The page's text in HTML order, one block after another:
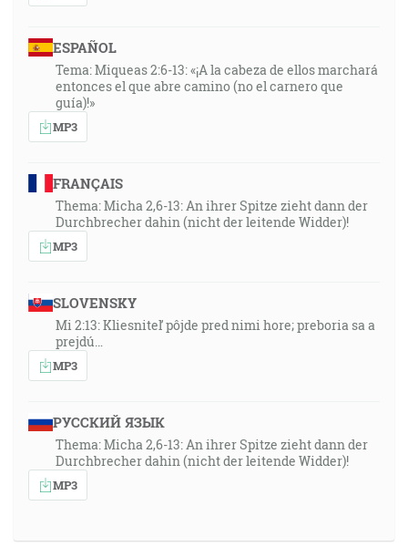
ESPAÑOL
Tema: Miqueas 2:6-13: «¡A la cabeza de ellos marchará
entonces el que abre camino (no el carnero que
guía)!»
MP3
FRANÇAIS
Thema: Micha 2,6-13: An ihrer Spitze zieht dann der
Durchbrecher dahin (nicht der leitende Widder)!
MP3
SLOVENSKY
Mi 2:13: Kliesniteľ pôjde pred nimi hore; preboria sa a
prejdú…
MP3
РУССКИЙ ЯЗЫК
Thema: Micha 2,6-13: An ihrer Spitze zieht dann der
Durchbrecher dahin (nicht der leitende Widder)!
MP3